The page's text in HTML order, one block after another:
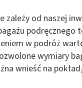
zależy od naszej
podręcznego
w podróż
wymiary
wnieść na